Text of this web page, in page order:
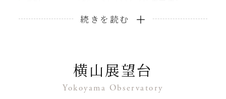
5:00～18:00（1～4月、9月）／
車 徒歩約5分。
内宮｜近鉄「宇治山田駅」から内
宮行きバスで約15分
※外宮前から外宮内宮間循環バス
横山展望台
Yokoyama Observatory